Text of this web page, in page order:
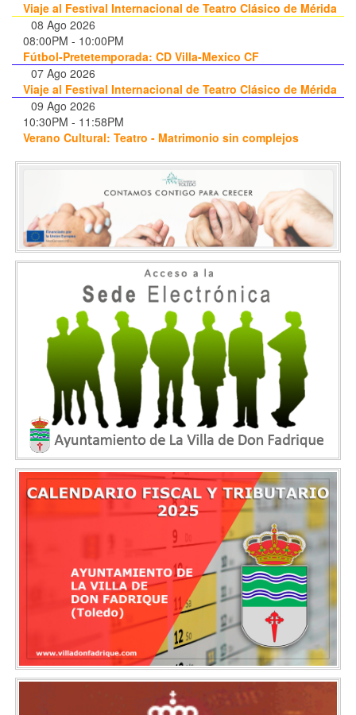
Viaje al Festival Internacional de Teatro Clásico de Mérida
08 Ago 2026
08:00PM - 10:00PM
Fútbol-Pretetemporada: CD Villa-Mexico CF
07 Ago 2026
Viaje al Festival Internacional de Teatro Clásico de Mérida
09 Ago 2026
10:30PM - 11:58PM
Verano Cultural: Teatro - Matrimonio sin complejos